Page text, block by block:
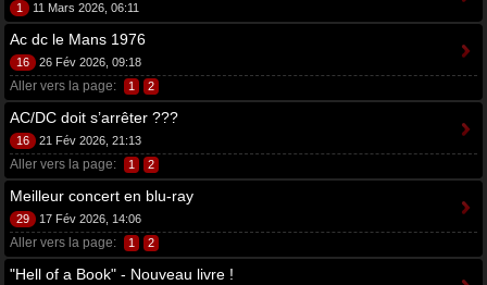
1 11 Mars 2026, 06:11
Ac dc le Mans 1976
16 26 Fév 2026, 09:18
Aller vers la page: 1 2
AC/DC doit s’arrêter ???
16 21 Fév 2026, 21:13
Aller vers la page: 1 2
Meilleur concert en blu-ray
29 17 Fév 2026, 14:06
Aller vers la page: 1 2
"Hell of a Book" - Nouveau livre !